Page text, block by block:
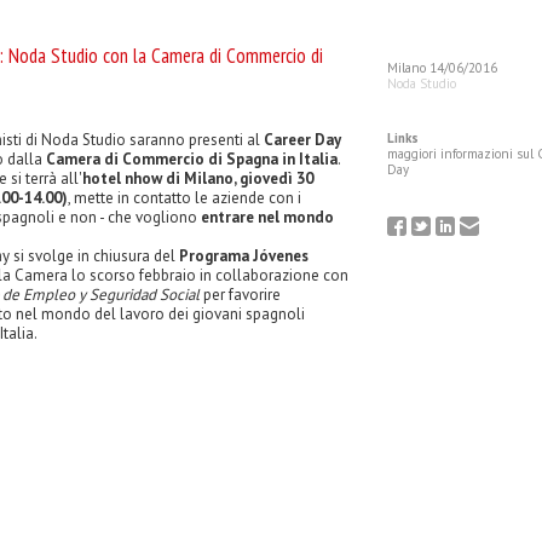
di fatturato per la notifica preventiva
concentrazione all'Autorità Garante
e del Mercato
Concorrenza e del Mercato ha deliberato che, a
2017, le soglie di fatturato olt [...] more
al via lo scambio automatico di
è stato sottoscritto l'accordo bilaterale per
di informazioni del [...]more
L’Italia parla ai professionisti tax di
a Washington
Reporting: pubblicato il Decreto del
Noda Studio con la Camera di Commercio di
Milano 14/06/2016
Noda Studio
di Noda Studio saranno presenti al Career Day
dalla Camera di Commercio di Spagna in Italia.
si terrà all'hotel nhow di Milano, giovedì 30
14.00), mette in contatto le aziende con i
e non - che vogliono entrare nel mondo
si svolge in chiusura del Programa Jóvenes
Camera lo scorso febbraio in collaborazione con
Empleo y Seguridad Socialper favorire
nel mondo del lavoro dei giovani spagnoli
Links
maggiori informazioni sul
Day